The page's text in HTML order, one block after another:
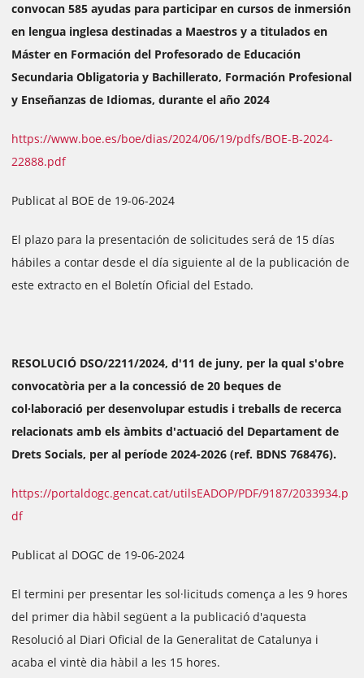
convocan 585 ayudas para participar en cursos de inmersión
en lengua inglesa destinadas a Maestros y a titulados en
Máster en Formación del Profesorado de Educación
Secundaria Obligatoria y Bachillerato, Formación Profesional
y Enseñanzas de Idiomas, durante el año 2024
https://www.boe.es/boe/dias/2024/06/19/pdfs/BOE-B-2024-
22888.pdf
Publicat al BOE de 19-06-2024
El plazo para la presentación de solicitudes será de 15 días
hábiles a contar desde el día siguiente al de la publicación de
este extracto en el Boletín Oficial del Estado.
RESOLUCIÓ DSO/2211/2024, d'11 de juny, per la qual s'obre
convocatòria per a la concessió de 20 beques de
col·laboració per desenvolupar estudis i treballs de recerca
relacionats amb els àmbits d'actuació del Departament de
Drets Socials, per al període 2024-2026 (ref. BDNS 768476).
https://portaldogc.gencat.cat/utilsEADOP/PDF/9187/2033934.p
df
Publicat al DOGC de 19-06-2024
El termini per presentar les sol·licituds comença a les 9 hores
del primer dia hàbil següent a la publicació d'aquesta
Resolució al Diari Oficial de la Generalitat de Catalunya i
acaba el vintè dia hàbil a les 15 hores.